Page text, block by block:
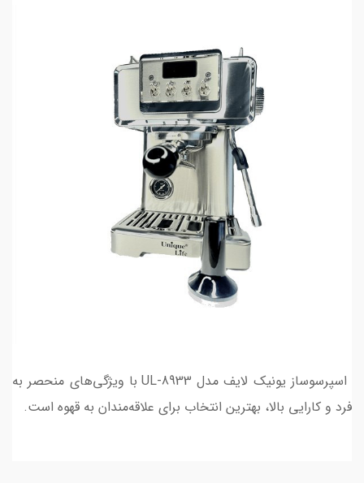
اسپرسوساز یونیک لایف مدل UL-8933 با ویژگی‌های منحصر به
فرد و کارایی بالا، بهترین انتخاب برای علاقه‌مندان به قهوه است.